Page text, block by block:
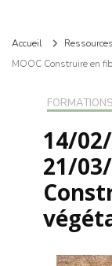
Accueil Ressources
MOOC Construire en
FORMATIONS
14/
21/